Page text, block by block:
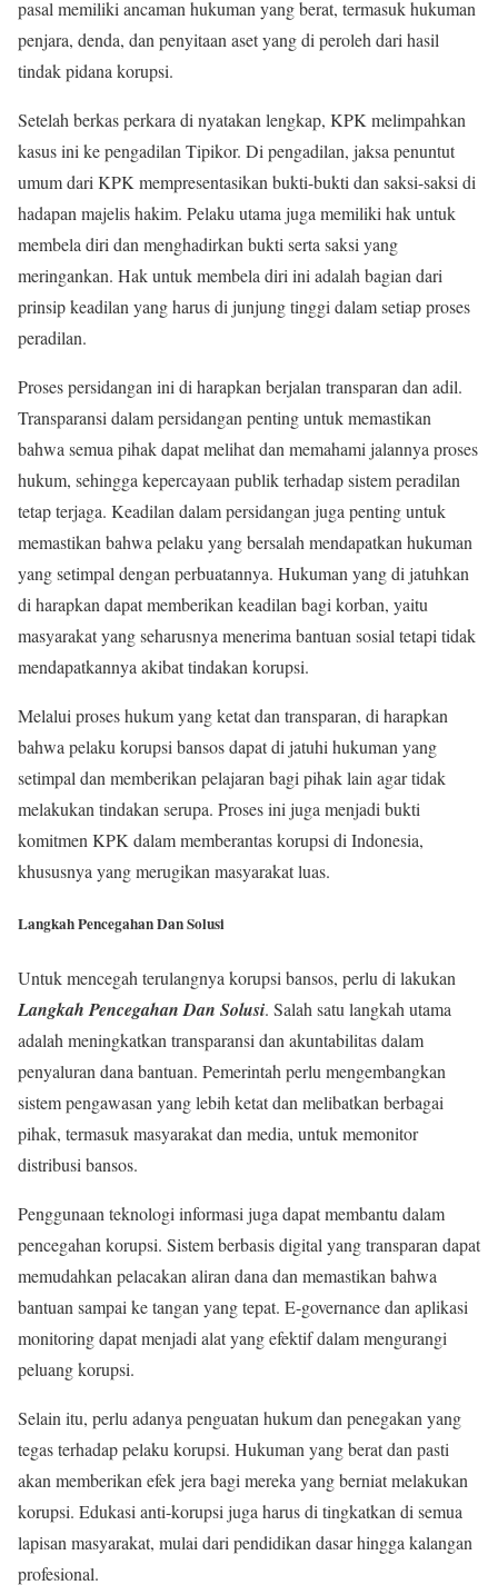
pasal memiliki ancaman hukuman yang berat, termasuk hukuman
penjara, denda, dan penyitaan aset yang di peroleh dari hasil
tindak pidana korupsi.
Setelah berkas perkara di nyatakan lengkap, KPK melimpahkan
kasus ini ke pengadilan Tipikor. Di pengadilan, jaksa penuntut
umum dari KPK mempresentasikan bukti-bukti dan saksi-saksi di
hadapan majelis hakim. Pelaku utama juga memiliki hak untuk
membela diri dan menghadirkan bukti serta saksi yang
meringankan. Hak untuk membela diri ini adalah bagian dari
prinsip keadilan yang harus di junjung tinggi dalam setiap proses
peradilan.
Proses persidangan ini di harapkan berjalan transparan dan adil.
Transparansi dalam persidangan penting untuk memastikan
bahwa semua pihak dapat melihat dan memahami jalannya proses
hukum, sehingga kepercayaan publik terhadap sistem peradilan
tetap terjaga. Keadilan dalam persidangan juga penting untuk
memastikan bahwa pelaku yang bersalah mendapatkan hukuman
yang setimpal dengan perbuatannya. Hukuman yang di jatuhkan
di harapkan dapat memberikan keadilan bagi korban, yaitu
masyarakat yang seharusnya menerima bantuan sosial tetapi tidak
mendapatkannya akibat tindakan korupsi.
Melalui proses hukum yang ketat dan transparan, di harapkan
bahwa pelaku korupsi bansos dapat di jatuhi hukuman yang
setimpal dan memberikan pelajaran bagi pihak lain agar tidak
melakukan tindakan serupa. Proses ini juga menjadi bukti
komitmen KPK dalam memberantas korupsi di Indonesia,
khususnya yang merugikan masyarakat luas.
Langkah Pencegahan Dan Solusi
Untuk mencegah terulangnya korupsi bansos, perlu di lakukan
Langkah Pencegahan Dan Solusi. Salah satu langkah utama
adalah meningkatkan transparansi dan akuntabilitas dalam
penyaluran dana bantuan. Pemerintah perlu mengembangkan
sistem pengawasan yang lebih ketat dan melibatkan berbagai
pihak, termasuk masyarakat dan media, untuk memonitor
distribusi bansos.
Penggunaan teknologi informasi juga dapat membantu dalam
pencegahan korupsi. Sistem berbasis digital yang transparan dapat
memudahkan pelacakan aliran dana dan memastikan bahwa
bantuan sampai ke tangan yang tepat. E-governance dan aplikasi
monitoring dapat menjadi alat yang efektif dalam mengurangi
peluang korupsi.
Selain itu, perlu adanya penguatan hukum dan penegakan yang
tegas terhadap pelaku korupsi. Hukuman yang berat dan pasti
akan memberikan efek jera bagi mereka yang berniat melakukan
korupsi. Edukasi anti-korupsi juga harus di tingkatkan di semua
lapisan masyarakat, mulai dari pendidikan dasar hingga kalangan
profesional.